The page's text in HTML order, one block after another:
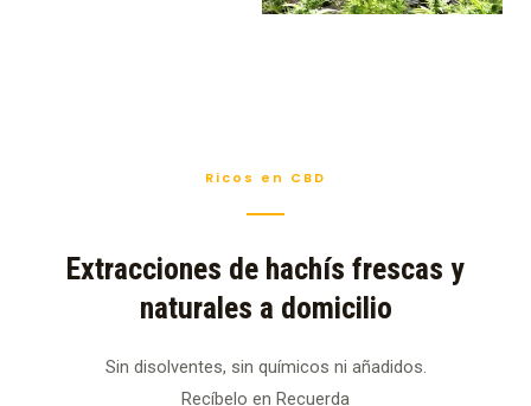
Ricos en CBD
Extracciones de hachís frescas y
naturales a domicilio
Sin disolventes, sin químicos ni añadidos.
Recíbelo en Recuerda